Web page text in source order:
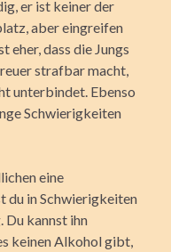
er ist keiner der
aber eingreifen
dass die Jungs
strafbar macht,
unterbindet. Ebenso
Schwierigkeiten
eine
du in Schwierigkeiten
Du kannst ihn
keinen Alkohol gibt,